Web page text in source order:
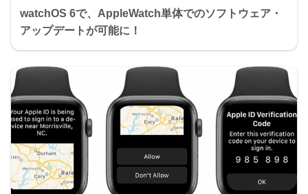
watchOS 6で、AppleWatch単体でのソフトウェア・
アップデートが可能に！